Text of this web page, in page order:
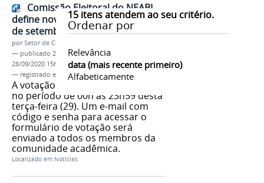
15itens atendem ao seu critério.
Ordenar por
Relevância
data (mais recente primeiro)
Alfabeticamente
Comissão Eleitoral do NEABI
define nova data de votação: 29
de setembro
porSetor de Comunicação
— publicado 24/09/2020—última modificação
28/09/2020 15h51
— registrado em:
eleição,NEABI,votação
A votação ocorre de forma online,
no período de 00h às 23h59 desta
terça-feira (29). Um e-mail com
código e senha para acessar o
formulário de votação será
enviado a todos os membros da
comunidade acadêmica.
Localizado em Notícias